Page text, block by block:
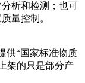
析和检测；也可
量控制。
供“国家标准物质
架的只是部分产